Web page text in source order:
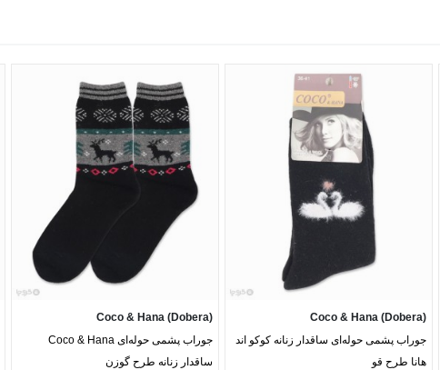
Coco & Hana (Dobera)
جوراب پشمی حوله‌ای ساقدار زنانه کوکو اند
هانا طرح قو
Coco & Hana (Dobera)
جوراب پشمی حوله‌ای Coco & Hana
ساقدار زنانه طرح گوزن